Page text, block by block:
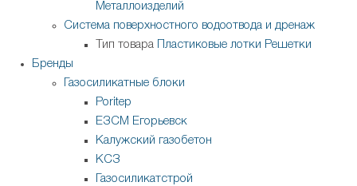
Металлоизделий
Система поверхностного водоотвода и дренаж
Тип товара
Пластиковые лотки Решетки
Бренды
Газосиликатные блоки
Poritep
ЕЗСМ Егорьевск
Калужский газобетон
КСЗ
Газосиликатстрой